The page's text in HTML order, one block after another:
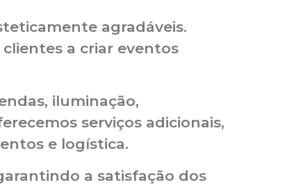
agradáveis.
a criar eventos
iluminação,
serviços adicionais,
e logística.
a satisfação dos